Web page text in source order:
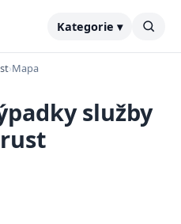
Kategorie ▾
›Mapa
služby